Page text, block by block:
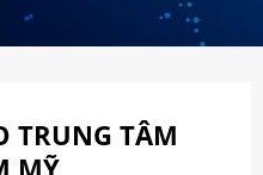
TRUNG TÂM
MỸ